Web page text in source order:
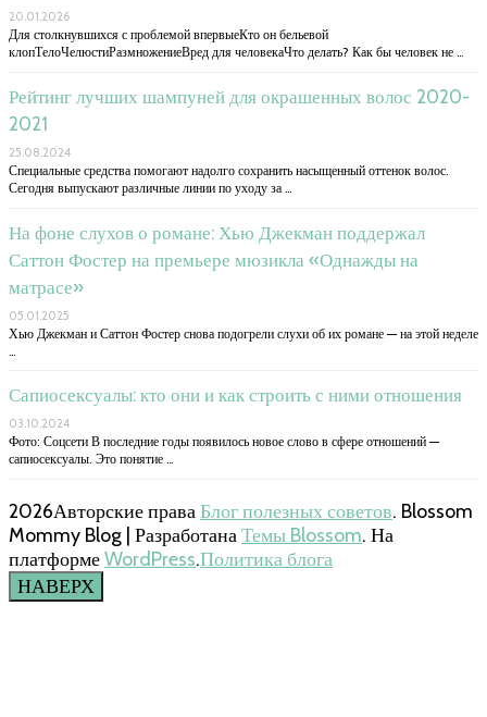
20.01.2026
Для столкнувшихся с проблемой впервыеКто он бельевой
клопТелоЧелюстиРазмножениеВред для человекаЧто делать? Как бы человек не …
Рейтинг лучших шампуней для окрашенных волос 2020-
2021
25.08.2024
Специальные средства помогают надолго сохранить насыщенный оттенок волос.
Сегодня выпускают различные линии по уходу за …
На фоне слухов о романе: Хью Джекман поддержал
Саттон Фостер на премьере мюзикла «Однажды на
матрасе»
05.01.2025
Хью Джекман и Саттон Фостер снова подогрели слухи об их романе — на этой неделе
Сапиосексуалы: кто они и как строить с ними отношения
03.10.2024
Фото: Соцсети В последние годы появилось новое слово в сфере отношений —
сапиосексуалы. Это понятие …
2026Авторские праваБлог полезных советов. Blossom
Mommy Blog | РазработанаТемы Blossom. На
платформеWordPress.Политика блога
НАВЕРХ